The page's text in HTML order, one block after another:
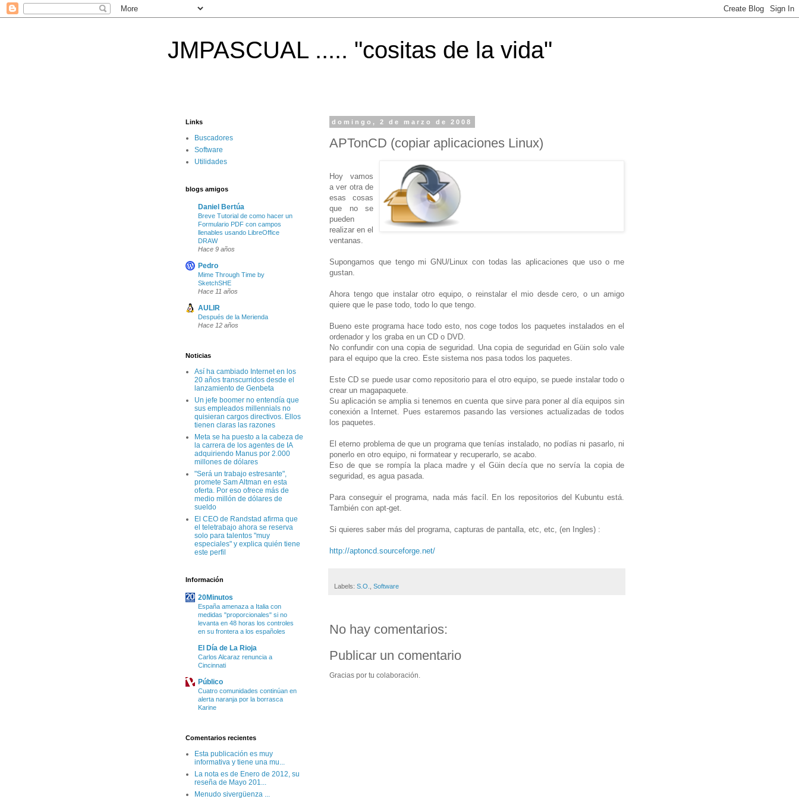
JMPASCUAL ..... "cositas de la vida"
domingo, 2 de marzo de 2008
APTonCD (copiar aplicaciones Linux)
Hoy vamos
a ver otra de
esas cosas
que no se
pueden
realizar en el
ventanas.
Supongamos que tengo mi GNU/Linux con todas las aplicaciones que uso o me
gustan.
Ahora tengo que instalar otro equipo, o reinstalar el mio desde cero, o un amigo
quiere que le pase todo, todo lo que tengo.
Bueno este programa hace todo esto, nos coge todos los paquetes instalados en el
ordenador y los graba en un CD o DVD.
No confundir con una copia de seguridad. Una copia de seguridad en Güin solo vale
para el equipo que la creo. Este sistema nos pasa todos los paquetes.
Este CD se puede usar como repositorio para el otro equipo, se puede instalar todo o
crear un magapaquete.
Su aplicación se amplia si tenemos en cuenta que sirve para poner al día equipos sin
conexión a Internet. Pues estaremos pasando las versiones actualizadas de todos
los paquetes.
El eterno problema de que un programa que tenías instalado, no podías ni pasarlo, ni
ponerlo en otro equipo, ni formatear y recuperarlo, se acabo.
Eso de que se rompía la placa madre y el Güin decía que no servía la copia de
seguridad, es agua pasada.
Para conseguir el programa, nada más facíl. En los repositorios del Kubuntu está.
También con apt-get.
Si quieres saber más del programa, capturas de pantalla, etc, etc, (en Ingles) :
http://aptoncd.sourceforge.net/
Labels: S.O. Software
No hay comentarios:
Publicar un comentario
Gracias por tu colaboración.
Links
Buscadores
Software
Utilidades
blogs amigos
Daniel Bertúa
Breve Tutorial de como hacer un
Formulario PDF con campos
llenables usando LibreOffice
DRAW
Hace 9 años
Pedro
Mime Through Time by
SketchSHE
Hace 11 años
AULIR
Después de la Merienda
Hace 12 años
Noticias
Así ha cambiado Internet en los
20 años transcurridos desde el
lanzamiento de Genbeta
Un jefe boomer no entendía que
sus empleados millennials no
quisieran cargos directivos. Ellos
tienen claras las razones
Meta se ha puesto a la cabeza de
la carrera de los agentes de IA
adquiriendo Manus por 2.000
millones de dólares
"Será un trabajo estresante",
promete Sam Altman en esta
oferta. Por eso ofrece más de
medio millón de dólares de
sueldo
El CEO de Randstad afirma que
el teletrabajo ahora se reserva
solo para talentos "muy
especiales" y explica quién tiene
este perfil
Información
20Minutos
España amenaza a Italia con
medidas "proporcionales" si no
levanta en 48 horas los controles
en su frontera a los españoles
El Día de La Rioja
Carlos Alcaraz renuncia a
Cincinnati
Público
Cuatro comunidades continúan en
alerta naranja por la borrasca
Karine
Comentarios recientes
Esta publicación es muy
informativa y tiene una mu...
La nota es de Enero de 2012, su
reseña de Mayo 201...
Menudo sivergüenza ...